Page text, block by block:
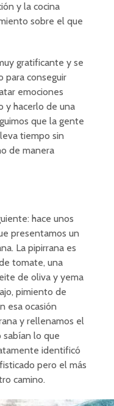
y la cocina
sobre el que
gratificante y se
conseguir
emociones
y hacerlo de una
que la gente
tiempo sin
de manera
hace unos
presentamos un
La pipirrana es
tomate, una
de oliva y yema
pimiento de
esa ocasión
y rellenamos el
lo que
identificó
pero el más
camino.